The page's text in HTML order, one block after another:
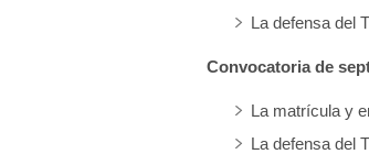
La defensa del
Convocatoria de
La matrícula y
La defensa del